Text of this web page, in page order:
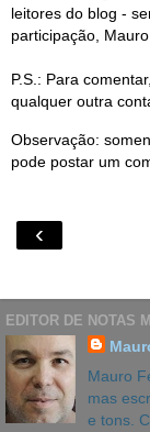
leitores do blog -
participação,
P.S.: Para
qualquer outra
Observação:
pode postar um
‹
EDITOR DE NOTAS
Mauro
mas
e tons.